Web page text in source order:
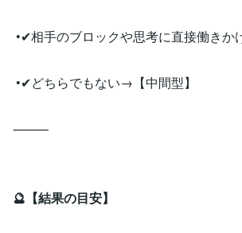
•✔︎相手のブロックや思考に直接働きか
•✔︎どちらでもない→【中間型】
⸻
🔮【結果の目安】